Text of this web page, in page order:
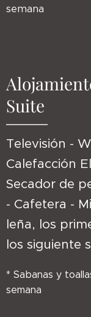
semana
Suite
Televisión -
Calefacción
Secador de
- Cafetera -
leña, los
los siguiente
* Sabanas y
semana